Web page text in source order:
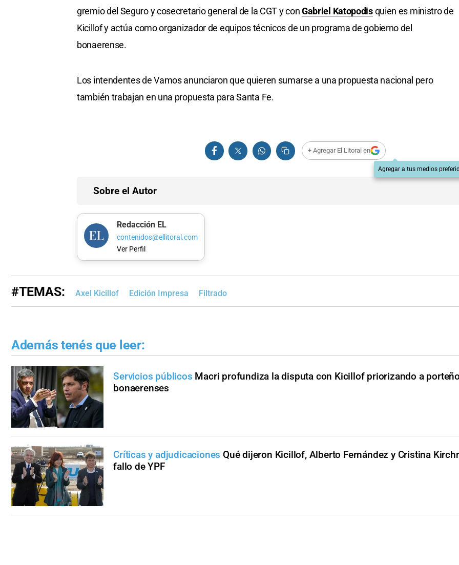
gremio del Seguro y cosecretario general de la CGT y conGabriel Katopodisquien es ministro de
Kicillof y actúa como organizador de equipos técnicos de un programa de gobierno del
bonaerense.
Los intendentes de Vamos anunciaron que quieren sumarse a una propuesta nacional pero
también trabajan en una propuesta para Santa Fe.
+ Agregar El Litoral en
Agregar a tus medios
Sobre el Autor
Redacción EL
contenidos@ellitoral.com
Ver Perfil
#TEMAS: Axel Kicillof Edición Impresa Filtrado
Además tenés que leer:
Servicios públicos Macri profundiza la disputa con Kicillof priorizando a
bonaerenses
Críticas y adjudicaciones Qué dijeron Kicillof, Alberto Fernández y Cristina
fallo de YPF